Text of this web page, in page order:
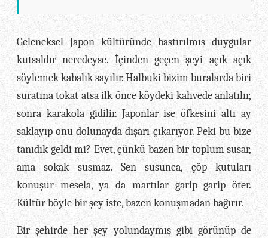
Geleneksel Japon kültüründe bastırılmış duygular
kutsaldır neredeyse. İçinden geçen şeyi açık açık
söylemek kabalık sayılır. Halbuki bizim buralarda biri
suratına tokat atsa ilk önce köydeki kahvede anlatılır,
sonra karakola gidilir. Japonlar ise öfkesini altı ay
saklayıp onu dolunayda dışarı çıkarıyor. Peki bu bize
tanıdık geldi mi? Evet, çünkü bazen bir toplum susar,
ama sokak susmaz. Sen susunca, çöp kutuları
konuşur mesela, ya da martılar garip garip öter.
Kültür böyle bir şey işte, bazen konuşmadan bağırır.
Bir şehirde her şey yolundaymış gibi görünüp de